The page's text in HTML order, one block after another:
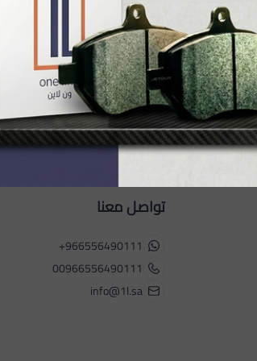
تواصل معنا
+966556490111
00966556490111
info@1l.sa